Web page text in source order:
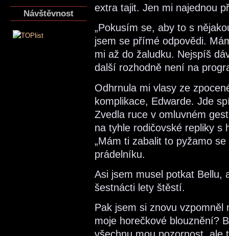
Návštěvnost
extra tajit. Jen mi najednou
„Pokusím se, aby to s
jsem se přímé odpovědi.
mi až do žaludku. Nejspíš
další rozhodně není na
Odhrnula mi vlasy ze
komplikace, Edwarde. Jde
Zvedla ruce v omluvném
na tyhle rodičovské repliky s
„Mám ti zabalit to pyžamo
prádelníku.
Asi jsem musel potkat Bellu,
šestnácti lety štěstí.
Pak jsem si znovu
moje horečkové blouznění?